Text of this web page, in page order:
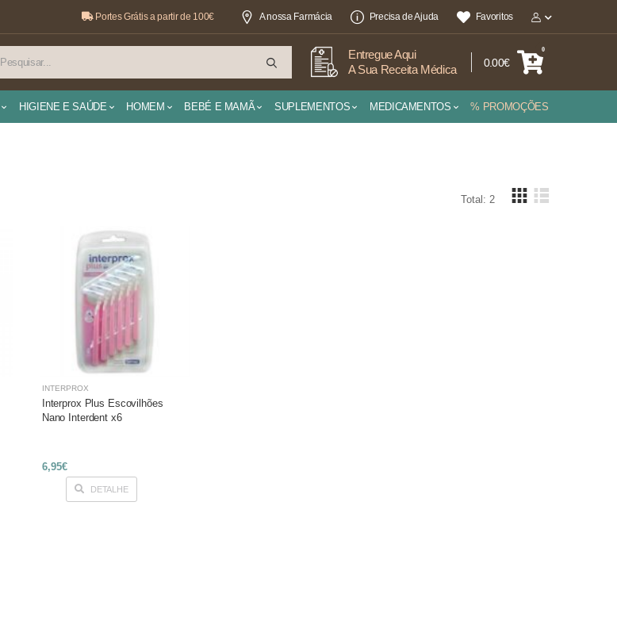
Portes Grátis a partir de 100€ A nossa Farmácia Precisa de Ajuda Favoritos
Entregue Aqui
A Sua Receita Médica
0.00€
0
HIGIENE E SAÚDE HOMEM BEBÉ E MAMÃ SUPLEMENTOS MEDICAMENTOS % PROMOÇÕES
Total: 2
INTERPROX
Interprox Plus Escovilhões
Nano Interdent x6
6,95€
DETALHE